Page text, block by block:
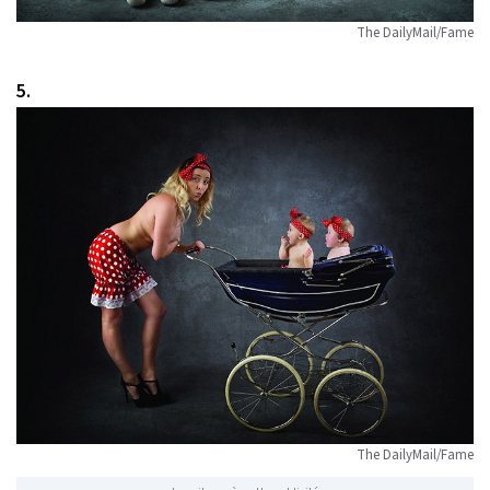
The DailyMail/Fame
5.
The DailyMail/Fame